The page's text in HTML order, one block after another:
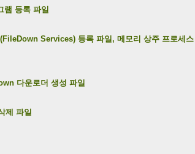
램 등록 파일
Services) 등록 파일, 메모리 상주 프로세스
다운로더 생성 파일
제 파일